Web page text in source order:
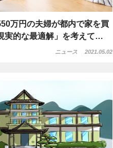
万円の夫婦が都内で家を買
実的な最適解」を考えて…
ニュース 2021.05.02